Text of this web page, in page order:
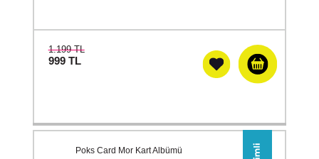
1.199 TL
999 TL
Poks Card Mor Kart Albümü